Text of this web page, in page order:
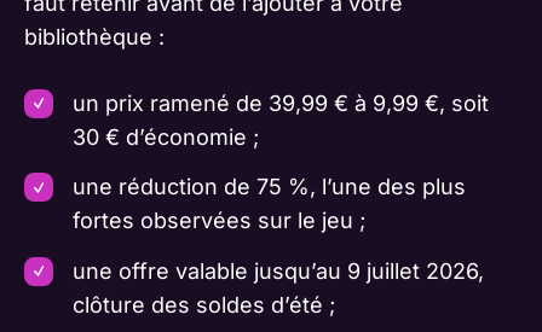
bibliothèque :
un prix ramené de 39,99 € à 9,99 €, soit
30 € d’économie ;
une réduction de 75 %, l’une des plus
fortes observées sur le jeu ;
une offre valable jusqu’au 9 juillet 2026,
clôture des soldes d’été ;